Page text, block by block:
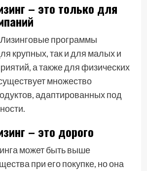
– это только для
программы
крупных, так и для малых и
а также для физических
множество
адаптированных под
– это дорого
может быть выше
при его покупке, но она